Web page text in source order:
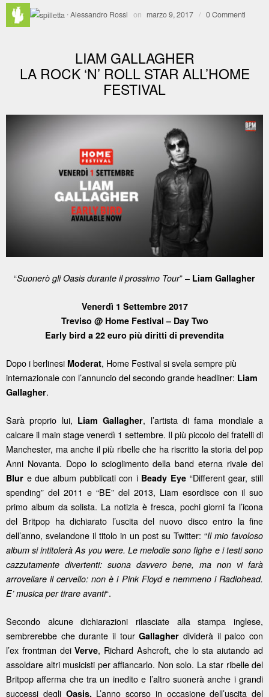
·Alessandro Rossi on marzo 9, 2017 / 0 Commenti
LIAM GALLAGHER
LA ROCK ‘N’ ROLL STAR ALL’HOME
FESTIVAL
“Suonerò gli Oasis durante il prossimo Tour” – Liam Gallagher
Venerdì 1 Settembre 2017
Treviso @ Home Festival – Day Two
Early bird a 22 euro più diritti di prevendita
Dopo i berlinesi Moderat, Home Festival si svela sempre più
internazionale con l’annuncio del secondo grande headliner: Liam
Gallagher.
Sarà proprio lui, Liam Gallagher, l’artista di fama mondiale a
calcare il main stage venerdì 1 settembre. Il più piccolo dei fratelli di
Manchester, ma anche il più ribelle che ha riscritto la storia del pop
Anni Novanta. Dopo lo scioglimento della band eterna rivale dei
Blur e due album pubblicati con i Beady Eye “Different gear, still
spending” del 2011 e “BE” del 2013, Liam esordisce con il suo
primo album da solista. La notizia è fresca, pochi giorni fa l’icona
del Britpop ha dichiarato l’uscita del nuovo disco entro la fine
dell’anno, svelandone il titolo in un post su Twitter: “Il mio favoloso
album si intitolerà As you were. Le melodie sono fighe e i testi sono
cazzutamente divertenti: suona davvero bene, ma non vi farà
arrovellare il cervello: non è i Pink Floyd e nemmeno i Radiohead.
E’ musica per tirare avanti“.
Secondo alcune dichiarazioni rilasciate alla stampa inglese,
sembrerebbe che durante il tourGallagher dividerà il palco con
l’ex frontman deiVerve, Richard Ashcroft, che lo sta aiutando ad
assoldare altri musicisti per affiancarlo. Non solo. La star ribelle del
Britpop afferma che tra un inedito e l’altro suonerà anche i grandi
successi degli Oasis. L’anno scorso in occasione dell’uscita del